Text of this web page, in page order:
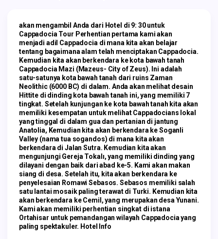
akan mengambil Anda dari Hotel di 9: 30 untuk
Cappadocia Tour Perhentian pertama kami akan
menjadi adil Cappadocia di mana kita akan belajar
tentang bagaimana alam telah menciptakan Cappadocia.
Kemudian kita akan berkendara ke kota bawah tanah
Cappadocia Mazi (Mazeus- City of Zeus). Ini adalah
satu-satunya kota bawah tanah dari ruins Zaman
Neolithic (6000 BC) di dalam. Anda akan melihat desain
Hittite di dinding kota bawah tanah ini, yang memiliki 7
tingkat. Setelah kunjungan ke kota bawah tanah kita akan
memiliki kesempatan untuk melihat Cappadocians lokal
yang tinggal di dalam gua dan pertanian di jantung
Anatolia, Kemudian kita akan berkendara ke Soganli
Valley (nama tua sogandos) di mana kita akan
berkendara di Jalan Sutra. Kemudian kita akan
mengunjungi Gereja Tokalı, yang memiliki dinding yang
dilayani dengan baik dari abad ke-5. Kami akan makan
siang di desa. Setelah itu, kita akan berkendara ke
penyelesaian Romawi Sebasos. Sebasos memiliki salah
satu lantai mosaik paling terawat di Turki. Kemudian kita
akan berkendara ke Cemil, yang merupakan desa Yunani.
Kami akan memiliki perhentian singkat di istana
Ortahisar untuk pemandangan wilayah Cappadocia yang
paling spektakuler. Hotel Info